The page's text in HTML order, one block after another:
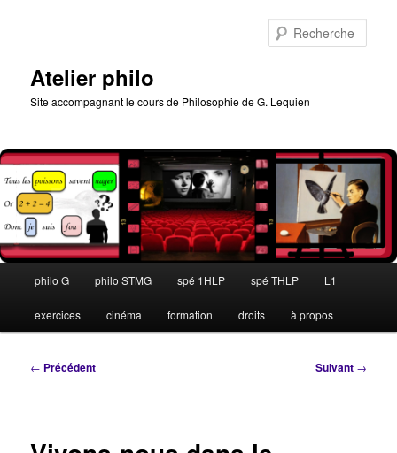
Atelier philo
Site accompagnant le cours de Philosophie de G. Lequien
principal
philo G philo STMG spé 1HLP spé THLP L1
exercices cinéma formation droits à propos
Navigation
← Précédent Suivant →